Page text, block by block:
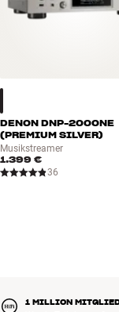
DENON DNP-2000NE
(PREMIUM SILVER)
Musikstreamer
1.399 €
36
1 MILLION